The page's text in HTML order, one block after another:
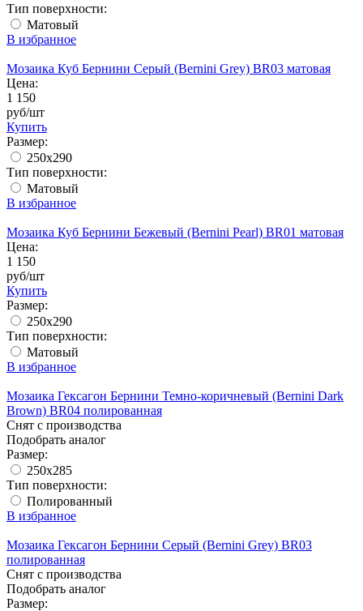
Тип поверхности:
Матовый
В избранное
Мозаика Куб Бернини Серый (Bernini Grey) BR03 матовая
Цена:
1 150
руб/шт
Купить
Размер:
250x290
Тип поверхности:
Матовый
В избранное
Мозаика Куб Бернини Бежевый (Bernini Pearl) BR01 матовая
Цена:
1 150
руб/шт
Купить
Размер:
250x290
Тип поверхности:
Матовый
В избранное
Мозаика Гексагон Бернини Темно-коричневый (Bernini Dark
Brown) BR04 полированная
Снят с производства
Подобрать аналог
Размер:
250x285
Тип поверхности:
Полированный
В избранное
Мозаика Гексагон Бернини Серый (Bernini Grey) BR03
полированная
Снят с производства
Подобрать аналог
Размер: